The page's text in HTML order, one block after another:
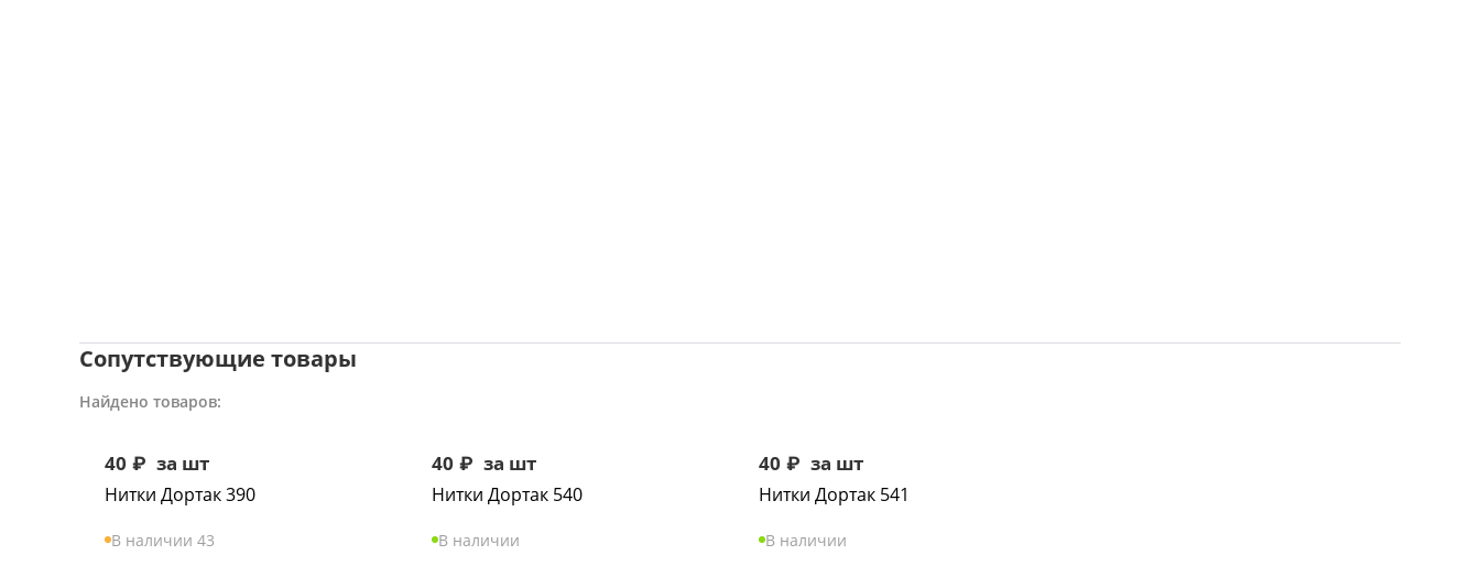
Сопутствующие товары
Найдено товаров:
40 ₽ за шт
Нитки Дортак 390
В наличии 43
40 ₽ за шт
Нитки Дортак 540
В наличии
40 ₽ за шт
Нитки Дортак 541
В наличии